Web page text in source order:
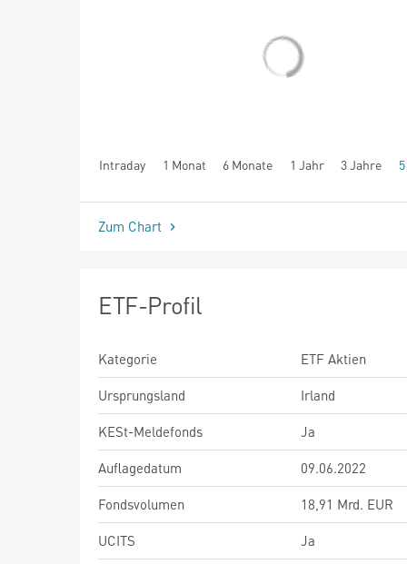
Intraday 1 Monat 6 Monate 1 Jahr 3 Jahre
seit Beginn
Zum Chart
ETF-Profil
Kategorie
ETF Aktien
Ursprungsland
Irland
KESt-Meldefonds
Ja
Auflagedatum
09.06.2022
Fondsvolumen
18,91 Mrd. EUR
UCITS
Ja